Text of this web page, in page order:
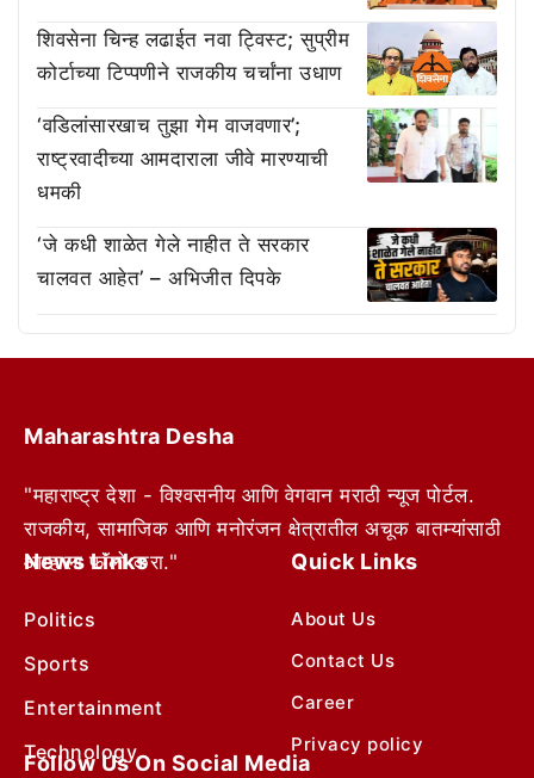
शिवसेना चिन्ह लढाईत नवा ट्विस्ट; सुप्रीम
कोर्टाच्या टिप्पणीने राजकीय चर्चांना उधाण
‘वडिलांसारखाच तुझा गेम वाजवणार’;
राष्ट्रवादीच्या आमदाराला जीवे मारण्याची
धमकी
‘जे कधी शाळेत गेले नाहीत ते सरकार
चालवत आहेत’ – अभिजीत दिपके
Maharashtra Desha
"महाराष्ट्र देशा - विश्वसनीय आणि वेगवान मराठी न्यूज पोर्टल.
राजकीय, सामाजिक आणि मनोरंजन क्षेत्रातील अचूक बातम्यांसाठी
आम्हाला फॉलो करा."
News Links
Politics
Sports
Entertainment
Technology
Quick Links
About Us
Contact Us
Career
Privacy policy
Follow Us On Social Media